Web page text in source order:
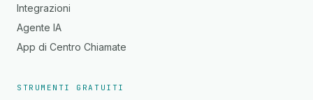
Integrazioni
Agente IA
App di Centro Chiamate
STRUMENTI GRATUITI